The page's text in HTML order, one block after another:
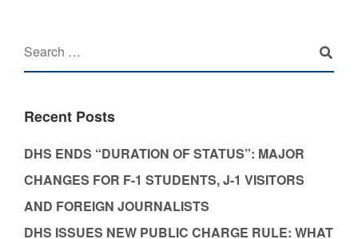
Recent Posts
DHS ENDS “DURATION OF STATUS”: MAJOR
CHANGES FOR F-1 STUDENTS, J-1 VISITORS
AND FOREIGN JOURNALISTS
DHS ISSUES NEW PUBLIC CHARGE RULE: WHAT